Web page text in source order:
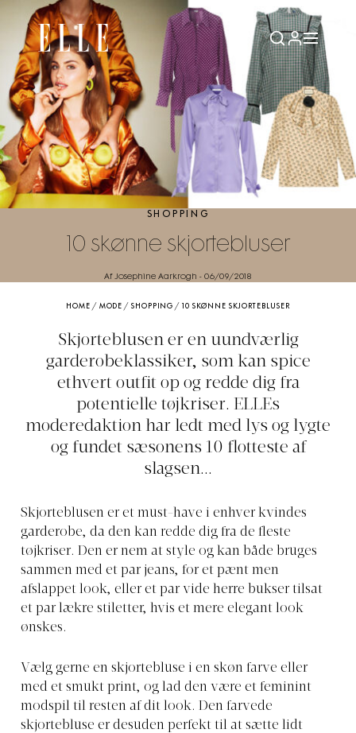
SHOPPING
10 skønne skjortebluser
Af Josephine Aarkrogh - 06/09/2018
HOME / MODE / SHOPPING / 10 SKØNNE SKJORTEBLUSER
Skjorteblusen er en uundværlig
garderobeklassiker, som kan spice
ethvert outfit op og redde dig fra
potentielle tøjkriser. ELLEs
moderedaktion har ledt med lys og lygte
og fundet sæsonens 10 flotteste af
slagsen...
Skjorteblusen er et must-have i enhver kvindes
garderobe, da den kan redde dig fra de fleste
tøjkriser. Den er nem at style og kan både bruges
sammen med et par jeans, for et pænt men
afslappet look, eller et par vide herre bukser tilsat
et par lækre stiletter, hvis et mere elegant look
ønskes.
Vælg gerne en skjortebluse i en skøn farve eller
med et smukt print, og lad den være et feminint
modspil til resten af dit look. Den farvede
skjortebluse er desuden perfekt til at sætte lidt